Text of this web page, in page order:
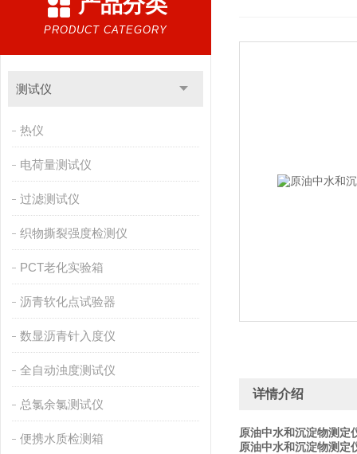
PRODUCT CATEGORY
测试仪
热仪
电荷量测试仪
过滤测试仪
织物撕裂强度检测仪
PCT老化实验箱
沥青软化点试验器
数显沥青针入度仪
全自动浊度测试仪
总氯余氯测试仪
便携水质检测箱
详情介绍
原油中水和沉淀物测定
原油中水和沉淀物测定